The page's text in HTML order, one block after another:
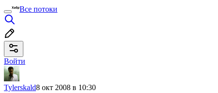
Все потоки
Войти
Tylerskald8 окт 2008 в 10:30